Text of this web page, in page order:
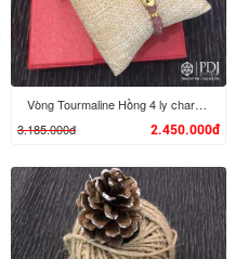
Vòng Tourmaline Hồng 4 ly charm Đĩnh Vàng 24K
3.185.000đ
2.450.000đ